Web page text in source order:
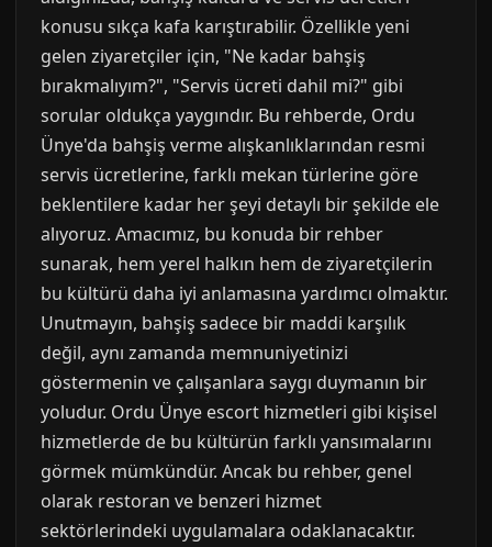
konusu sıkça kafa karıştırabilir. Özellikle yeni
gelen ziyaretçiler için, "Ne kadar bahşiş
bırakmalıyım?", "Servis ücreti dahil mi?" gibi
sorular oldukça yaygındır. Bu rehberde, Ordu
Ünye'da bahşiş verme alışkanlıklarından resmi
servis ücretlerine, farklı mekan türlerine göre
beklentilere kadar her şeyi detaylı bir şekilde ele
alıyoruz. Amacımız, bu konuda bir rehber
sunarak, hem yerel halkın hem de ziyaretçilerin
bu kültürü daha iyi anlamasına yardımcı olmaktır.
Unutmayın, bahşiş sadece bir maddi karşılık
değil, aynı zamanda memnuniyetinizi
göstermenin ve çalışanlara saygı duymanın bir
yoludur. Ordu Ünye escort hizmetleri gibi kişisel
hizmetlerde de bu kültürün farklı yansımalarını
görmek mümkündür. Ancak bu rehber, genel
olarak restoran ve benzeri hizmet
sektörlerindeki uygulamalara odaklanacaktır.